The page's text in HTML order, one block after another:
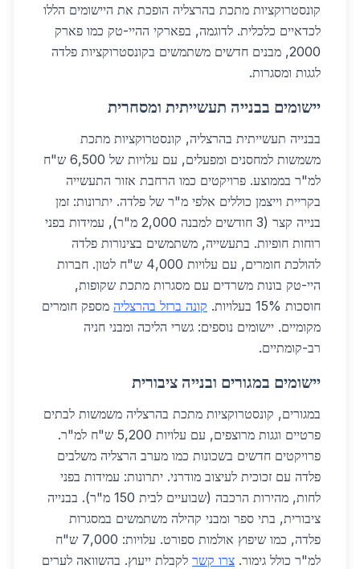
קונסטרוקציות מתכת בהרצליה הופכת את היישומים הללו
לכדאיים כלכלית. לדוגמה, בפארקי ההיי-טק כמו פארק
2000, מבנים חדשים משתמשים בקונסטרוקציות פלדה
לגגות ומסגרות.
יישומים בבנייה תעשייתית ומסחרית
בבנייה תעשייתית בהרצליה, קונסטרוקציות מתכת
משמשות למחסנים ומפעלים, עם עלויות של 6,500 ש"ח
למ"ר בממוצע. פרויקטים כמו הרחבת אזור התעשייה
בקריית וייצמן כוללים אלפי מ"ר של פלדה. יתרונות: זמן
בנייה קצר (3 חודשים למבנה 2,000 מ"ר), עמידות בפני
רוחות חופיות. בתעשייה, משתמשים בצינורות פלדה
להולכת חומרים, עם עלויות 4,000 ש"ח לטון. חברות
היי-טק בונות משרדים עם מסגרות מתכת שקופות,
חוסכות 15% בעלויות.
קונה ברזל בהרצליה מספק חומרים
מקומיים. יישומים נוספים: גשרי הליכה ומבני חניה
רב-קומתיים.
יישומים במגורים ובנייה ציבורית
במגורים, קונסטרוקציות מתכת בהרצליה משמשות לבתים
פרטיים וגגות מרוצפים, עם עלויות 5,200 ש"ח למ"ר.
פרויקטים חדשים בשכונות כמו מערב הרצליה משלבים
פלדה עם זכוכית לעיצוב מודרני. יתרונות: עמידות בפני
לחות, מהירות הרכבה (שבועיים לבית 150 מ"ר). בבנייה
ציבורית, בתי ספר ומבני קהילה משתמשים במסגרות
פלדה, כמו שיפוץ אולמות ספורט. עלויות: 7,000 ש"ח
למ"ר כולל גימור. צרו קשר לקבלת ייעוץ. בהשוואה לערים